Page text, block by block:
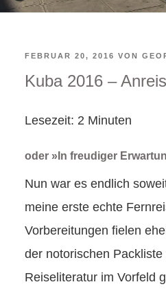
VERÖFFENTLICHT
AM
FEBRUAR 20, 2016 VON
Kuba 2016 –
Lesezeit: 2 Minuten
oder »In freudiger
Nun war es endlich
meine erste echte
Vorbereitungen fielen
der notorischen
Reiseliteratur im Vorfeld